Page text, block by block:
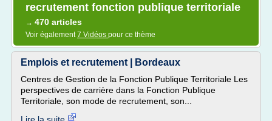
recrutement fonction publique territoriale
→ 470 articles
Voir également7 Vidéos pour ce thème
Emplois et recrutement | Bordeaux
Centres de Gestion de la Fonction Publique Territoriale Les
perspectives de carrière dans la Fonction Publique
Territoriale, son mode de recrutement, son...